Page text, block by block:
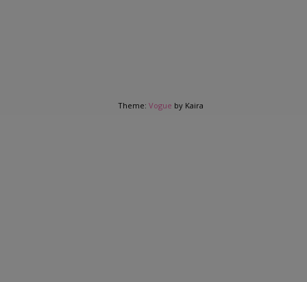
Theme: Vogue by Kaira